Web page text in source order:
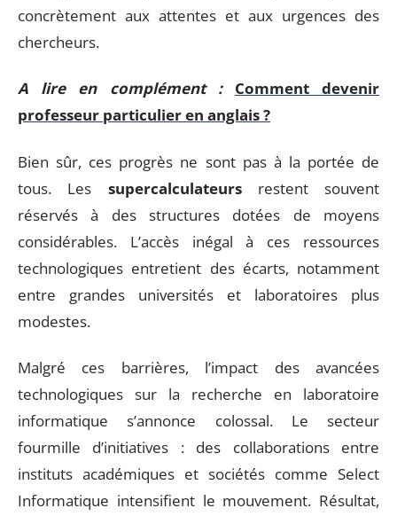
concrètement aux attentes et aux urgences des
chercheurs.
A lire en complément :
Comment devenir
professeur particulier en anglais ?
Bien sûr, ces progrès ne sont pas à la portée de
tous. Les supercalculateursrestent souvent
réservés à des structures dotées de moyens
considérables. L’accès inégal à ces ressources
technologiques entretient des écarts, notamment
entre grandes universités et laboratoires plus
modestes.
Malgré ces barrières, l’impact des avancées
technologiques sur la recherche en laboratoire
informatique s’annonce colossal. Le secteur
fourmille d’initiatives : des collaborations entre
instituts académiques et sociétés comme Select
Informatique intensifient le mouvement. Résultat,